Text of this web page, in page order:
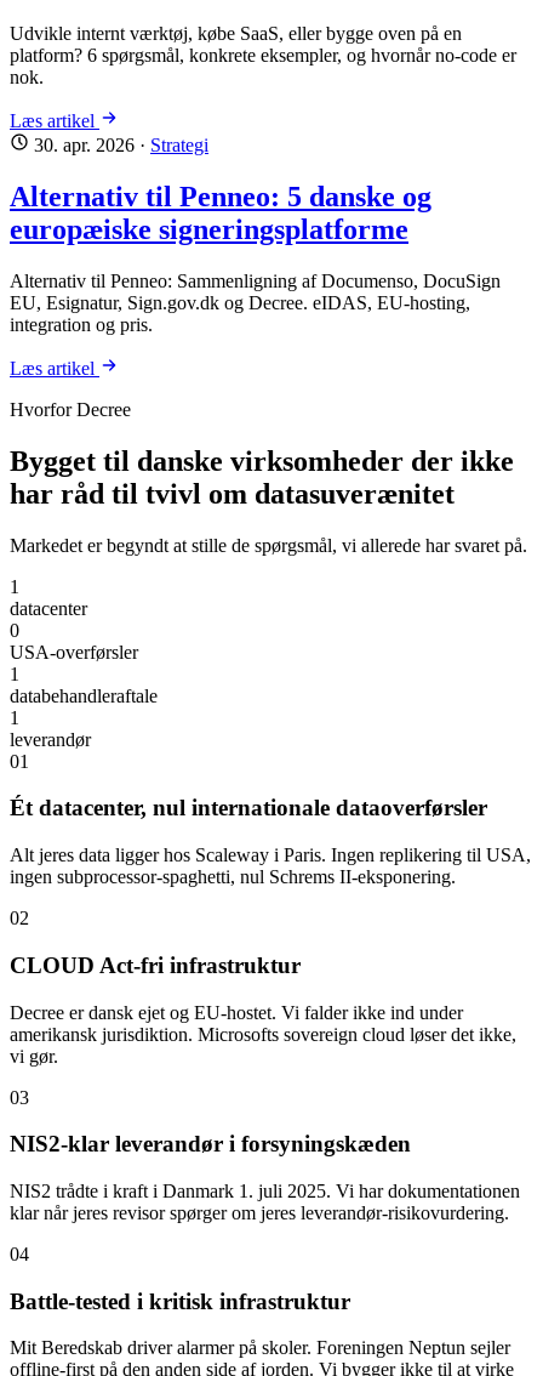
Udvikle internt værktøj, købe SaaS, eller bygge oven på en
platform? 6 spørgsmål, konkrete eksempler, og hvornår no-code er
nok.
Læs artikel
30. apr. 2026 · Strategi
Alternativ til Penneo: 5 danske og
europæiske signeringsplatforme
Alternativ til Penneo: Sammenligning af Documenso, DocuSign
EU, Esignatur, Sign.gov.dk og Decree. eIDAS, EU-hosting,
integration og pris.
Læs artikel
Hvorfor Decree
Bygget til danske virksomheder der ikke
har råd til tvivl om datasuverænitet
Markedet er begyndt at stille de spørgsmål, vi allerede har svaret på.
1
datacenter
0
USA-overførsler
1
databehandleraftale
1
leverandør
01
Ét datacenter, nul internationale dataoverførsler
Alt jeres data ligger hos Scaleway i Paris. Ingen replikering til USA,
ingen subprocessor-spaghetti, nul Schrems II-eksponering.
02
CLOUD Act-fri infrastruktur
Decree er dansk ejet og EU-hostet. Vi falder ikke ind under
amerikansk jurisdiktion. Microsofts sovereign cloud løser det ikke,
vi gør.
03
NIS2-klar leverandør i forsyningskæden
NIS2 trådte i kraft i Danmark 1. juli 2025. Vi har dokumentationen
klar når jeres revisor spørger om jeres leverandør-risikovurdering.
04
Battle-tested i kritisk infrastruktur
Mit Beredskab driver alarmer på skoler. Foreningen Neptun sejler
offline-first på den anden side af jorden. Vi bygger ikke til at virke